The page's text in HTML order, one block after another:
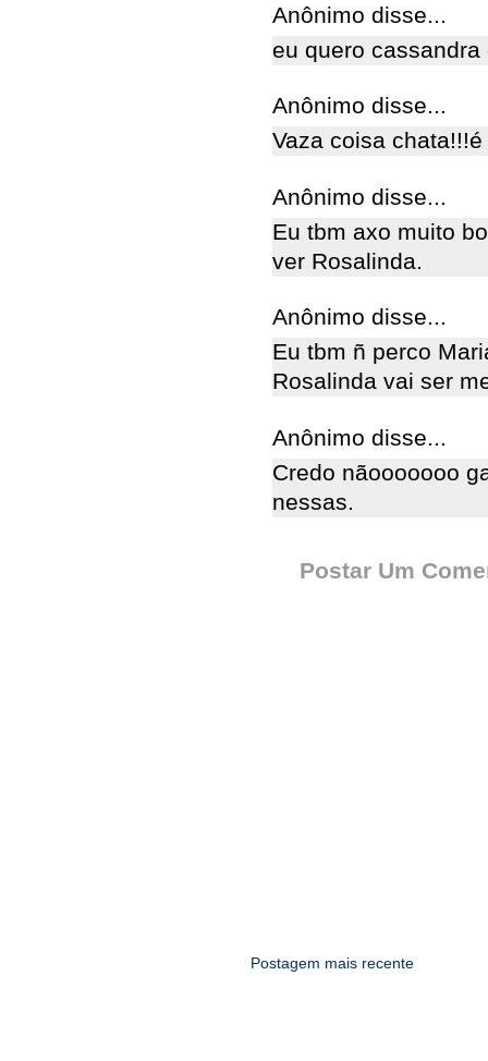
Anônimo disse...
eu quero
Anônimo disse...
Vaza coisa
Anônimo disse...
Eu tbm axo muito
ver Rosalinda.
Anônimo disse...
Eu tbm ñ perco
Rosalinda vai ser
Anônimo disse...
Credo nãooooooo
nessas.
Postar Um
Postagem mais recente